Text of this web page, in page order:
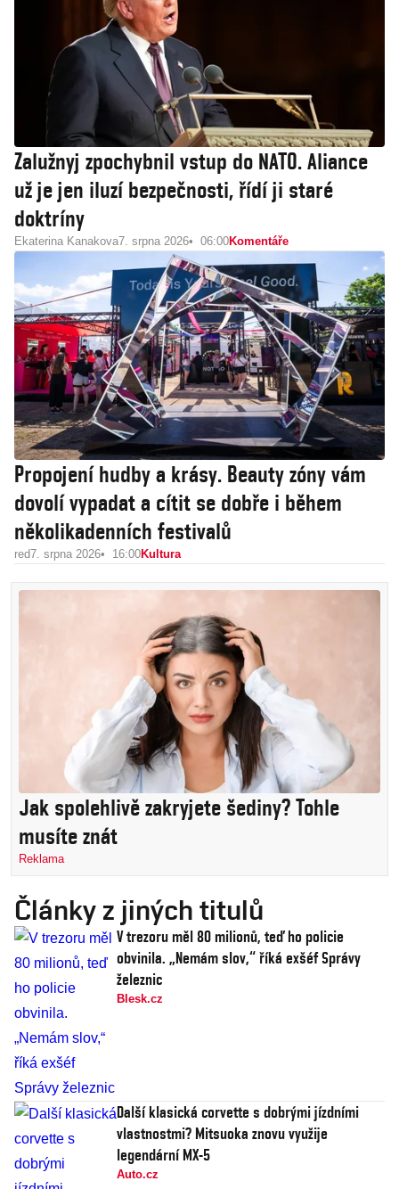
Zalužnyj zpochybnil vstup do NATO. Aliance
už je jen iluzí bezpečnosti, řídí ji staré
doktríny
Ekaterina Kanakova7. srpna 2026 06:00Komentáře
Propojení hudby a krásy. Beauty zóny vám
dovolí vypadat a cítit se dobře i během
několikadenních festivalů
red7. srpna 2026 16:00Kultura
Jak spolehlivě zakryjete šediny? Tohle
musíte znát
Reklama
Články z jiných titulů
V trezoru měl 80 milionů, teď ho policie
obvinila. „Nemám slov,“ říká exšéf Správy
železnic
Blesk.cz
Další klasická corvette s dobrými jízdními
vlastnostmi? Mitsuoka znovu využije
legendární MX-5
Auto.cz